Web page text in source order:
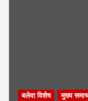
बलेवा विशेष मुख्य